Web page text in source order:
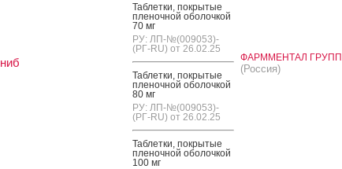
Таб­летки, пок­ры­тые
пле­ноч­ной обо­лоч­кой
70 мг
РУ: ЛП-№(009053)-
(РГ-RU) от 26.02.25
Таб­летки, пок­ры­тые
пле­ноч­ной обо­лоч­кой
80 мг
РУ: ЛП-№(009053)-
(РГ-RU) от 26.02.25
Таб­летки, пок­ры­тые
пле­ноч­ной обо­лоч­кой
100 мг
ФАРММЕНТАЛ ГРУПП
(Россия)